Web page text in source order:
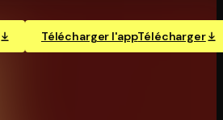
Télécharger l'appTélécharger